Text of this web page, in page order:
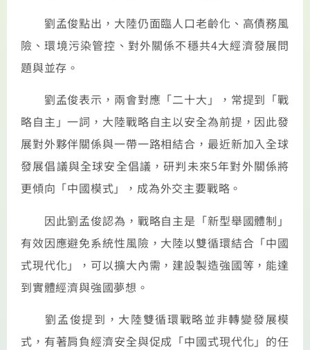
劉孟俊點出，大陸仍面臨人口老齡化、高債務風
險、環境污染管控、對外關係不穩共4大經濟發展問
題與並存。
劉孟俊表示，兩會對應「二十大」，常提到「戰
略自主」一詞，大陸戰略自主以安全為前提，因此發
展對外夥伴關係與一帶一路相結合，最近新加入全球
發展倡議與全球安全倡議，研判未來5年對外關係將
更傾向「中國模式」，成為外交主要戰略。
因此劉孟俊認為，戰略自主是「新型舉國體制」
有效因應避免系統性風險，大陸以雙循環結合「中國
式現代化」，可以擴大內需，建設製造強國等，能達
到實體經濟與強國夢想。
劉孟俊提到，大陸雙循環戰略並非轉變發展模
式，有著肩負經濟安全與促成「中國式現代化」的任